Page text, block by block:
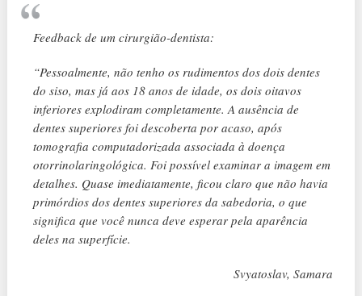
Feedback de um cirurgião-dentista:
“Pessoalmente, não tenho os rudimentos dos dois dentes
do siso, mas já aos 18 anos de idade, os dois oitavos
inferiores explodiram completamente. A ausência de
dentes superiores foi descoberta por acaso, após
tomografia computadorizada associada à doença
otorrinolaringológica. Foi possível examinar a imagem em
detalhes. Quase imediatamente, ficou claro que não havia
primórdios dos dentes superiores da sabedoria, o que
significa que você nunca deve esperar pela aparência
deles na superfície.
Svyatoslav, Samara